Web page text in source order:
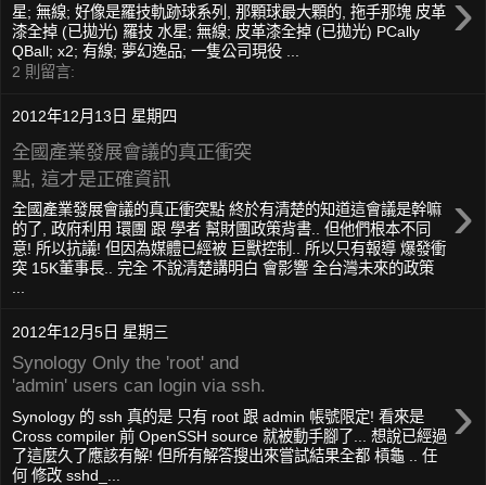
星; 無線; 好像是羅技軌跡球系列, 那顆球最大顆的, 拖手那塊 皮革
漆全掉 (已拋光) 羅技 水星; 無線; 皮革漆全掉 (已拋光) PCally
QBall; x2; 有線; 夢幻逸品; 一隻公司現役 ...
2 則留言:
2012年12月13日 星期四
全國產業發展會議的真正衝突
點, 這才是正確資訊
›
全國產業發展會議的真正衝突點 終於有清楚的知道這會議是幹嘛
的了, 政府利用 環團 跟 學者 幫財團政策背書.. 但他們根本不同
意! 所以抗議! 但因為媒體已經被 巨獸控制.. 所以只有報導 爆發衝
突 15K董事長.. 完全 不說清楚講明白 會影響 全台灣未來的政策
...
2012年12月5日 星期三
Synology Only the 'root' and
'admin' users can login via ssh.
›
Synology 的 ssh 真的是 只有 root 跟 admin 帳號限定! 看來是
Cross compiler 前 OpenSSH source 就被動手腳了... 想說已經過
了這麼久了應該有解! 但所有解答搜出來嘗試結果全都 槓龜 .. 任
何 修改 sshd_...